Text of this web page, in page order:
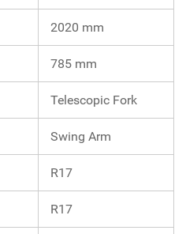
2020 mm
785 mm
Telescopic Fork
Swing Arm
R17
R17